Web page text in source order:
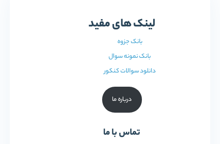
لینک های مفید
بانک جزوه
بانک نمونه سوال
دانلود سوالات کنکور
درباره ما
تماس با ما